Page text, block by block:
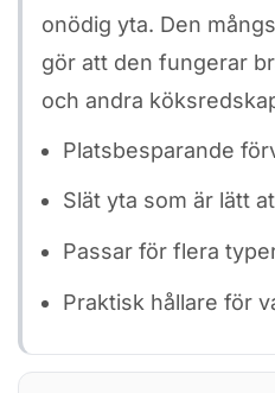
onödig yta. Den
gör att den fungerar
och andra
Platsbesparande
Slät yta som är lätt
Passar för flera
Praktisk hållare för